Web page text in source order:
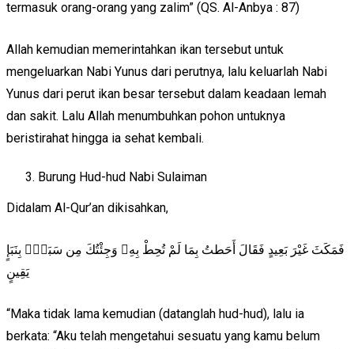
termasuk orang-orang yang zalim” (QS. Al-Anbya : 87)
Allah kemudian memerintahkan ikan tersebut untuk
mengeluarkan Nabi Yunus dari perutnya, lalu keluarlah Nabi
Yunus dari perut ikan besar tersebut dalam keadaan lemah
dan sakit. Lalu Allah menumbuhkan pohon untuknya
beristirahat hingga ia sehat kembali.
Burung Hud-hud Nabi Sulaiman
Didalam Al-Qur’an dikisahkan,
فَمَكَثَ غَيْرَ بَعِيدٍ فَقَالَ أَحَطتُ بِمَا لَمْ تُحِطْ بِهِۦ وَجِئْتُكَ مِن سَبَإٍۭ بِنَبَإٍ
يَقِينٍ
“Maka tidak lama kemudian (datanglah hud-hud), lalu ia
berkata: “Aku telah mengetahui sesuatu yang kamu belum